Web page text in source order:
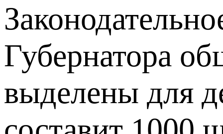
Губернатора
выделены для